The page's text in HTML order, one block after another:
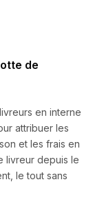
de
en interne
attribuer les
et les frais en
livreur depuis le
le tout sans